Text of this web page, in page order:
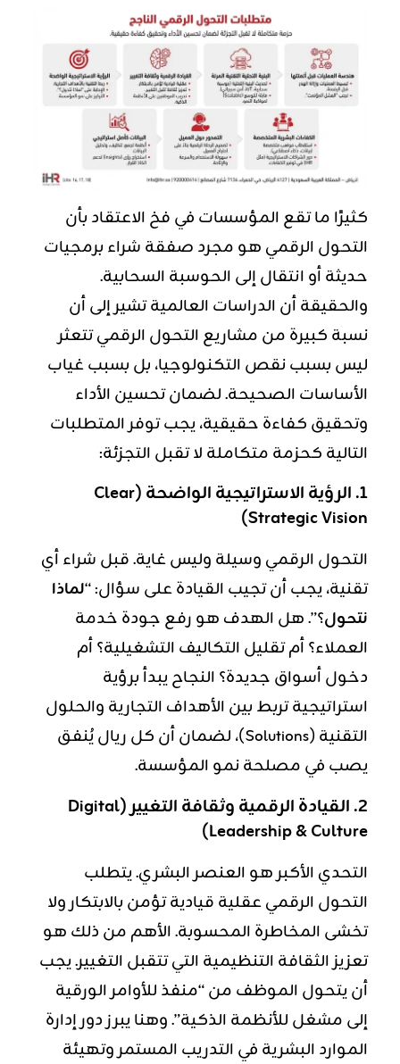
كثيرًا ما تقع المؤسسات في فخ الاعتقاد بأن
التحول الرقمي هو مجرد صفقة شراء برمجيات
حديثة أو انتقال إلى الحوسبة السحابية.
والحقيقة أن الدراسات العالمية تشير إلى أن
نسبة كبيرة من مشاريع التحول الرقمي تتعثر
ليس بسبب نقص التكنولوجيا، بل بسبب غياب
الأساسات الصحيحة. لضمان تحسين الأداء
وتحقيق كفاءة حقيقية، يجب توفر المتطلبات
التالية كحزمة متكاملة لا تقبل التجزئة:
1. الرؤية الاستراتيجية الواضحة (Clear
Strategic Vision)
التحول الرقمي وسيلة وليس غاية. قبل شراء أي
تقنية، يجب أن تجيب القيادة على سؤال: “لماذا
نتحول؟”. هل الهدف هو رفع جودة خدمة
العملاء؟ أم تقليل التكاليف التشغيلية؟ أم
دخول أسواق جديدة؟ النجاح يبدأ برؤية
استراتيجية تربط بين الأهداف التجارية والحلول
التقنية (Solutions)، لضمان أن كل ريال يُنفق
يصب في مصلحة نمو المؤسسة.
2. القيادة الرقمية وثقافة التغيير (Digital
Leadership & Culture)
التحدي الأكبر هو العنصر البشري. يتطلب
التحول الرقمي عقلية قيادية تؤمن بالابتكار ولا
تخشى المخاطرة المحسوبة. الأهم من ذلك هو
تعزيز الثقافة التنظيمية التي تتقبل التغيير. يجب
أن يتحول الموظف من “منفذ للأوامر الورقية
إلى مشغل للأنظمة الذكية”. وهنا يبرز دورإدارة
الموارد البشريةفي التدريب المستمر وتهيئة